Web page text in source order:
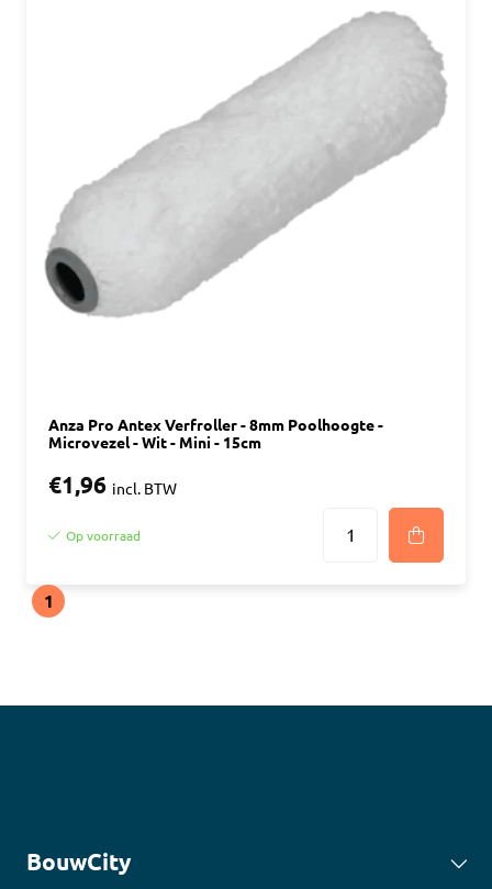
Anza Pro Antex Verfroller - 8mm Poolhoogte -
Microvezel - Wit - Mini - 15cm
€1,96 incl. BTW
Op voorraad
1
BouwCity